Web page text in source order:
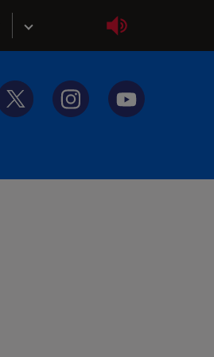
Szkolenia